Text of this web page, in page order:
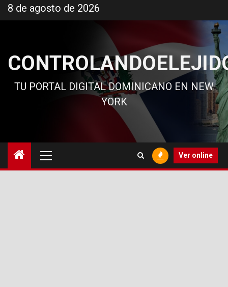
al
8 de agosto de 2026
TU PORTAL DIGITAL DOMINICANO EN NEW
YORK
principal
Ver online